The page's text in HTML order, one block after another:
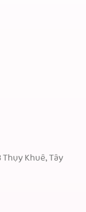
Thụy Khuê, Tây